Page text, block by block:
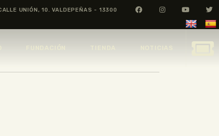
UNIÓN, 10. VALDEPEÑAS - 13300